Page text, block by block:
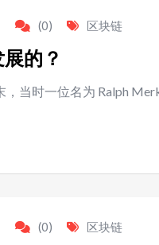
(0) 区块链
的？
，当时一位名为 Ralph
(0) 区块链